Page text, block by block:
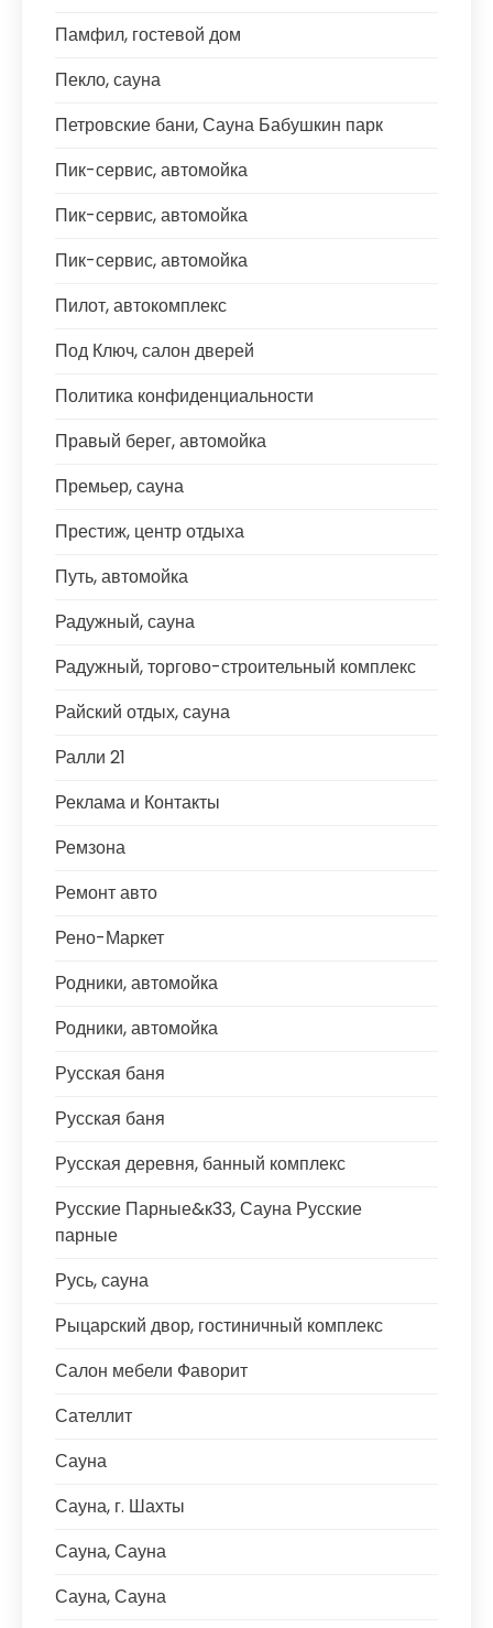
Памфил, гостевой дом
Пекло, сауна
Петровские бани, Сауна Бабушкин парк
Пик-сервис, автомойка
Пик-сервис, автомойка
Пик-сервис, автомойка
Пилот, автокомплекс
Под Ключ, салон дверей
Политика конфиденциальности
Правый берег, автомойка
Премьер, сауна
Престиж, центр отдыха
Путь, автомойка
Радужный, сауна
Радужный, торгово-строительный комплекс
Райский отдых, сауна
Ралли 21
Реклама и Контакты
Ремзона
Ремонт авто
Рено-Маркет
Родники, автомойка
Родники, автомойка
Русская баня
Русская баня
Русская деревня, банный комплекс
Русские Парные&к33, Сауна Русские
парные
Русь, сауна
Рыцарский двор, гостиничный комплекс
Салон мебели Фаворит
Сателлит
Сауна
Сауна, г. Шахты
Сауна, Сауна
Сауна, Сауна